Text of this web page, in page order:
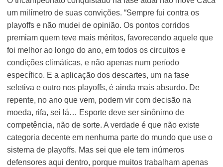
um milímetro de suas convições. “Sempre fui contra os
playoffs e não mudei de opinião. Os pontos corridos
premiam quem teve mais méritos, favorecendo aquele que
foi melhor ao longo do ano, em todos os circuitos e
condições climáticas, e não apenas num período
específico. E a aplicação dos descartes, um na fase
seletiva e outro nos playoffs, é ainda mais absurdo. De
repente, no ano que vem, podem vir com decisão na
moeda, rifa, sei lá… Esporte deve ser sinônimo de
competência, não de sorte. A verdade é que não existe
categoria decente em nenhuma parte do mundo que use o
sistema de playoffs. Mas sei que ele tem inúmeros
defensores aqui dentro, porque muitos trabalham apenas